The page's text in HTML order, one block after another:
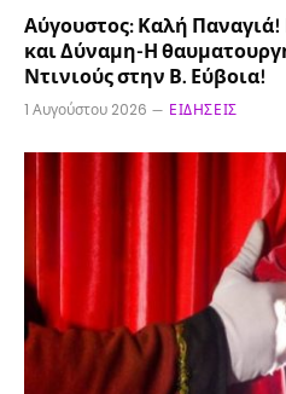
Αύγουστος: Καλή
και Δύναμη-Η
Ντινιούς στην Β. Εύβοια!
1 Αυγούστου 2026 ΕΙΔΉΣΕΙΣ